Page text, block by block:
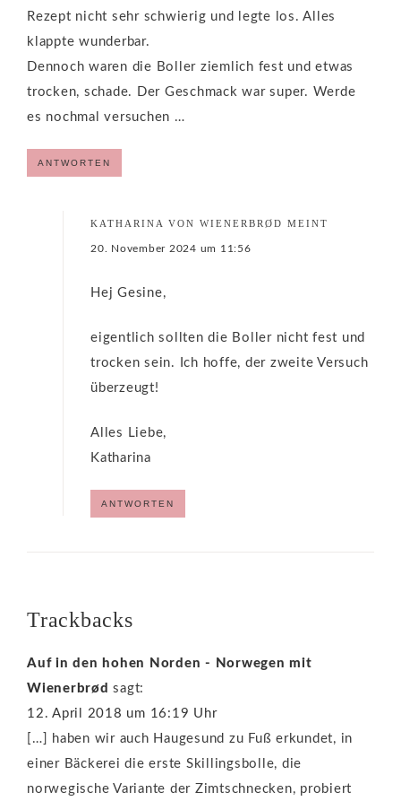
Rezept nicht sehr schwierig und legte los. Alles
klappte wunderbar.
Dennoch waren die Boller ziemlich fest und etwas
trocken, schade. Der Geschmack war super. Werde
es nochmal versuchen …
ANTWORTEN
KATHARINA VON WIENERBRØD MEINT
20. November 2024 um 11:56
Hej Gesine,
eigentlich sollten die Boller nicht fest und
trocken sein. Ich hoffe, der zweite Versuch
überzeugt!
Alles Liebe,
Katharina
ANTWORTEN
Trackbacks
Auf in den hohen Norden - Norwegen mit
Wienerbrød sagt:
12. April 2018 um 16:19 Uhr
[…] haben wir auch Haugesund zu Fuß erkundet, in
einer Bäckerei die erste Skillingsbolle, die
norwegische Variante der Zimtschnecken, probiert